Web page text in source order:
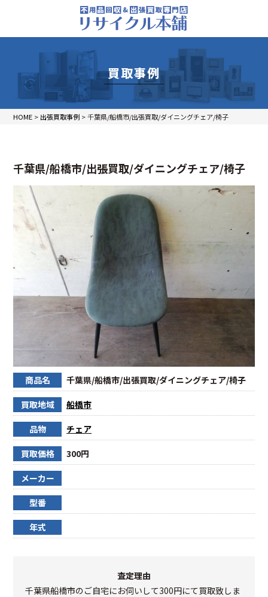
買取事例
HOME > 出張買取事例 >千葉県/船橋市/出張買取/ダイニングチェア/椅子
千葉県/船橋市/出張買取/ダイニングチェア/椅子
商品名 千葉県/船橋市/出張買取/ダイニングチェア/椅子
買取地域 船橋市
品物 チェア
買取価格 300円
メーカー
型番
年式
査定理由
千葉県船橋市のご自宅にお伺いして300円にて買取致しま